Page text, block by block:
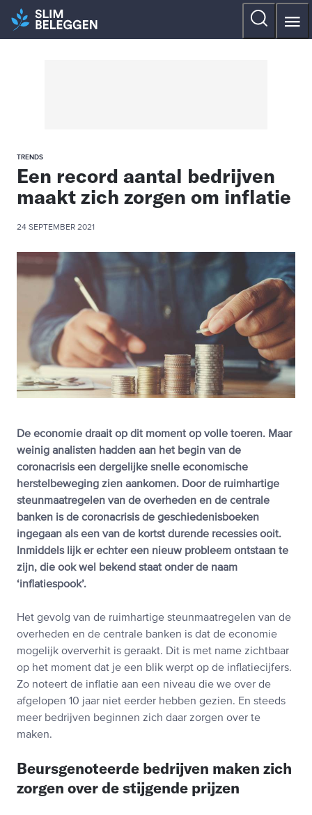
TRENDS
Een record aantal bedrijven
maakt zich zorgen om inflatie
24 SEPTEMBER 2021
De economie draait op dit moment op volle toeren. Maar
weinig analisten hadden aan het begin van de
coronacrisis een dergelijke snelle economische
herstelbeweging zien aankomen. Door de ruimhartige
steunmaatregelen van de overheden en de centrale
banken is de coronacrisis de geschiedenisboeken
ingegaan als een van de kortst durende recessies ooit.
Inmiddels lijk er echter een nieuw probleem ontstaan te
zijn, die ook wel bekend staat onder de naam
‘inflatiespook’.
Het gevolg van de ruimhartige steunmaatregelen van de
overheden en de centrale banken is dat de economie
mogelijk oververhit is geraakt. Dit is met name zichtbaar
op het moment dat je een blik werpt op de inflatiecijfers.
Zo noteert de inflatie aan een niveau die we over de
afgelopen 10 jaar niet eerder hebben gezien. En steeds
meer bedrijven beginnen zich daar zorgen over te
maken.
Beursgenoteerde bedrijven maken zich
zorgen over de stijgende prijzen